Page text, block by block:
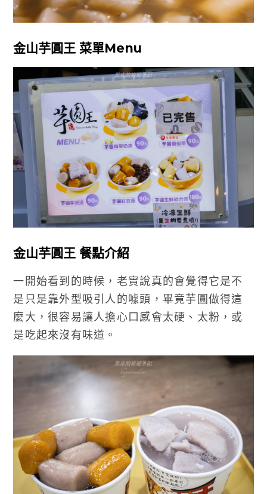
金山芋圓王 菜單Menu
金山芋圓王 餐點介紹
一開始看到的時候，老實說真的會覺得它是不
是只是靠外型吸引人的噱頭，畢竟芋圓做得這
麼大，很容易讓人擔心口感會太硬、太粉，或
是吃起來沒有味道。